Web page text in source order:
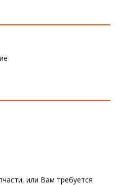
или Вам требуется